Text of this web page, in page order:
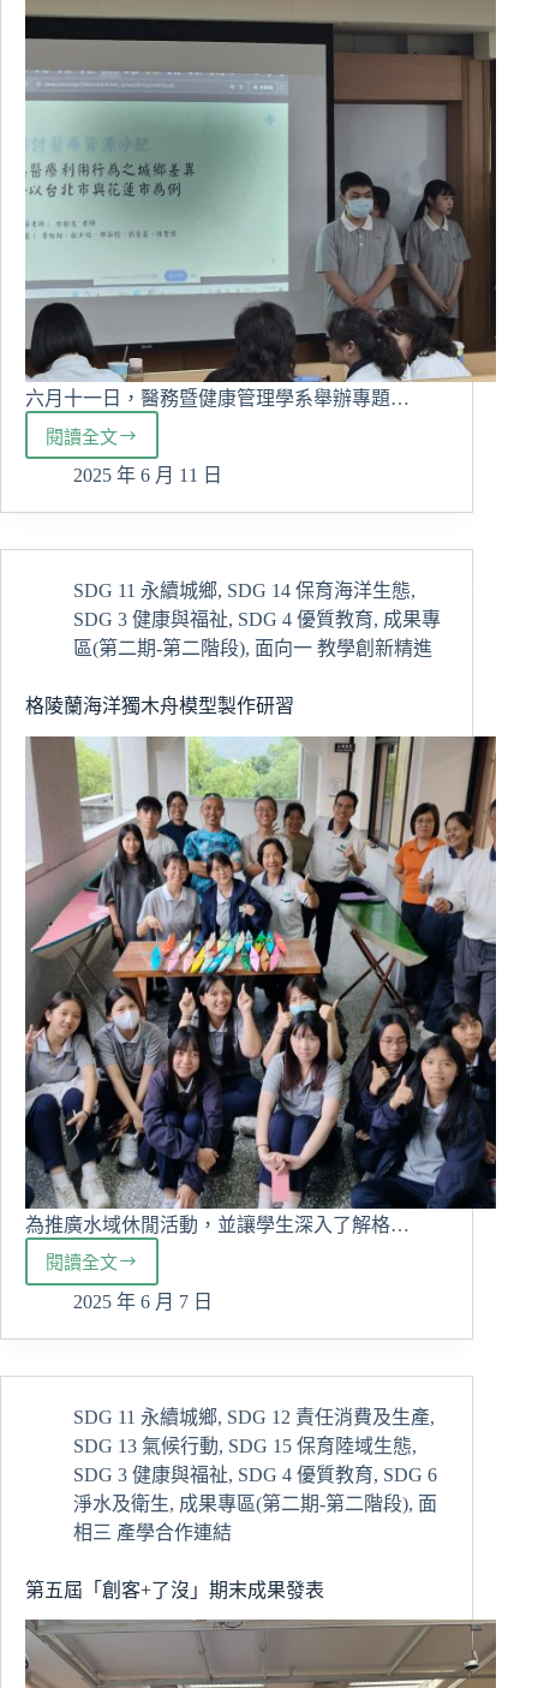
野
六月十一日，醫務暨健康管理學系舉辦專題…
閱讀全文
醫
務
康
理
學
系
題
畫
書
發
表
會
2025 年 6 月 11 日
SDG 11 永續城鄉, SDG 14 保育海洋生態,
SDG 3 健康與福祉, SDG 4 優質教育, 成果專
區(第二期-第二階段), 面向一 教學創新精進
格陵蘭海洋獨木舟模型製作研習
為推廣水域休閒活動，並讓學生深入了解格…
閱讀全文
格
陵
洋
木
舟
模
型
製
研
習
2025 年 6 月 7 日
SDG 11 永續城鄉, SDG 12 責任消費及生產,
SDG 13 氣候行動, SDG 15 保育陸域生態,
SDG 3 健康與福祉, SDG 4 優質教育, SDG 6
淨水及衛生, 成果專區(第二期-第二階段), 面
相三 產學合作連結
第五屆「創客+了沒」期末成果發表